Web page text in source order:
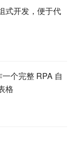
式开发，便于代
个完整 RPA 自
格